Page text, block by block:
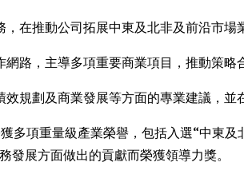
在推動公司拓展中東及北非及前沿市場
路，主導多項重要商業項目，推動策略
規劃及商業發展等方面的專業建議，並
多項重量級產業榮譽，包括入選“中
展方面做出的貢獻而榮獲領導力獎。